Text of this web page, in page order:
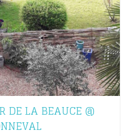
DE LA BEAUCE @